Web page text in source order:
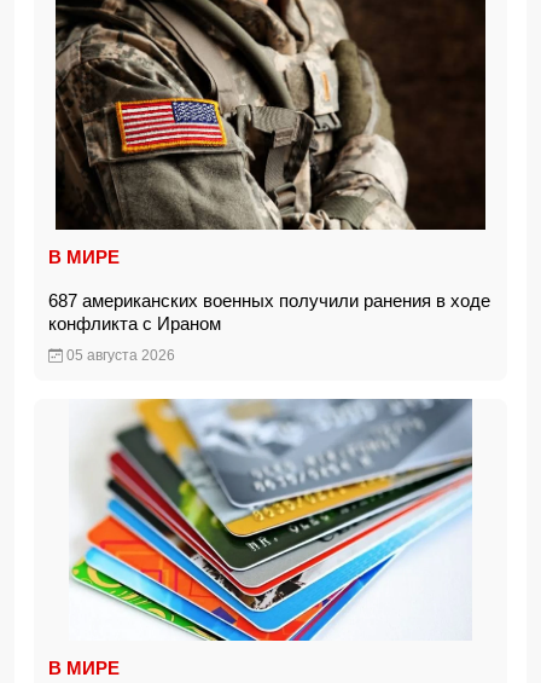
В МИРЕ
687 американских военных получили ранения в ходе
конфликта с Ираном
05 августа 2026
В МИРЕ